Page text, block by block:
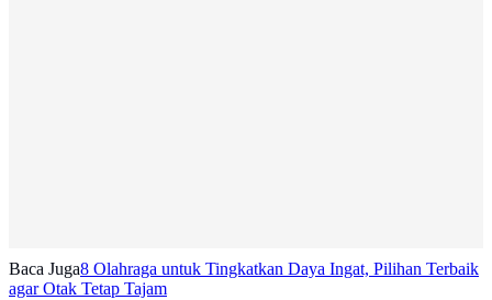
Baca Juga8 Olahraga untuk Tingkatkan Daya Ingat, Pilihan Terbaik
agar Otak Tetap Tajam